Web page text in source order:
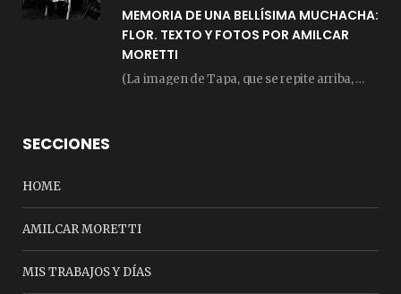
MEMORIA DE UNA BELLÍSIMA MUCHACHA:
FLOR. TEXTO Y FOTOS POR AMILCAR
MORETTI
(La imagen de Tapa, que se repite arriba, fue compuesta por Amilcar Moretti el viernes…
SECCIONES
HOME
AMILCAR MORETTI
MIS TRABAJOS Y DÍAS